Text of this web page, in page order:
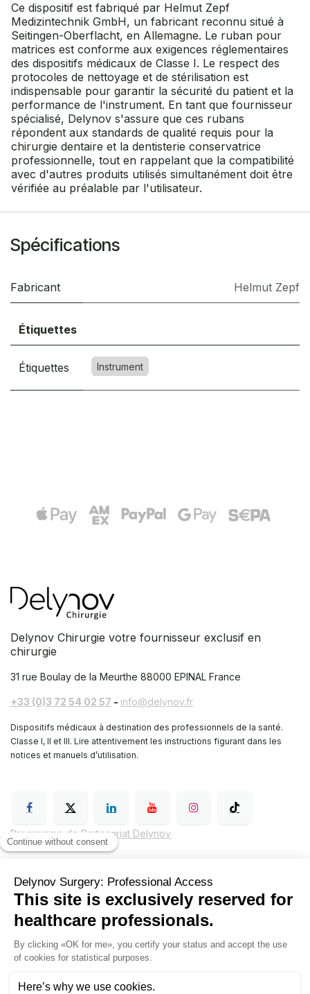
Ce dispositif est fabriqué par Helmut Zepf
Medizintechnik GmbH, un fabricant reconnu situé à
Seitingen-Oberflacht, en Allemagne. Le ruban pour
matrices est conforme aux exigences réglementaires
des dispositifs médicaux de Classe I. Le respect des
protocoles de nettoyage et de stérilisation est
indispensable pour garantir la sécurité du patient et la
performance de l'instrument. En tant que fournisseur
spécialisé, Delynov s'assure que ces rubans
répondent aux standards de qualité requis pour la
chirurgie dentaire et la dentisterie conservatrice
professionnelle, tout en rappelant que la compatibilité
avec d'autres produits utilisés simultanément doit être
vérifiée au préalable par l'utilisateur.
Spécifications
Fabricant Helmut Zepf
Étiquettes
Étiquettes Instrument
Delynov Chirurgie votre fournisseur exclusif en
chirurgie
31 rue Boulay de la Meurthe 88000 EPINAL France
+33 (0)3 72 54 02 57 - info@delynov.fr
Dispositifs médicaux à destination des professionnels de la santé.
Classe I, II et III. Lire attentivement les instructions figurant dans les
notices et manuels d’utilisation.
Programme de Partenariat Delynov
Conditions générales de vente (CGV)
Mentions légales
Politique de confidentialité de Delynov Chirurgie
Hyginov
Sutures